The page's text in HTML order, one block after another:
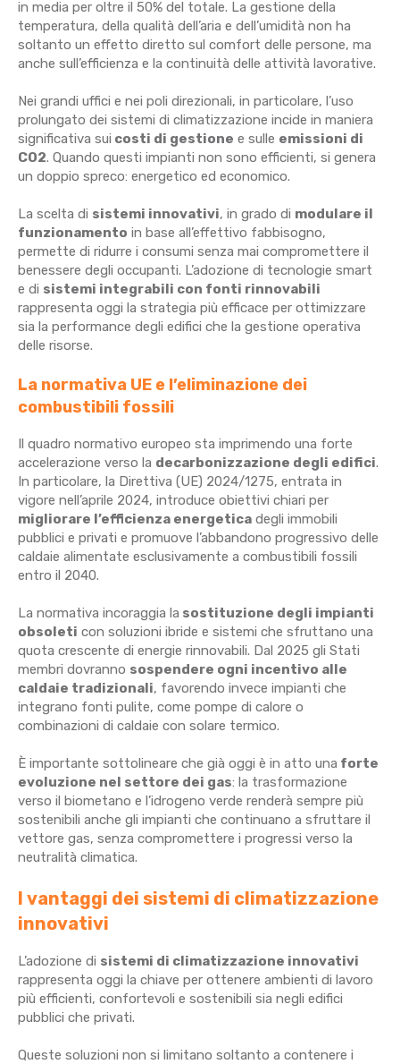
in media per oltre il 50% del totale. La gestione della
temperatura, della qualità dell’aria e dell’umidità non ha
soltanto un effetto diretto sul comfort delle persone, ma
anche sull’efficienza e la continuità delle attività lavorative.
Nei grandi uffici e nei poli direzionali, in particolare, l’uso
prolungato dei sistemi di climatizzazione incide in maniera
significativa sui costi di gestione e sulle emissioni di
CO2. Quando questi impianti non sono efficienti, si genera
un doppio spreco: energetico ed economico.
La scelta di sistemi innovativi, in grado di modulare il
funzionamento in base all’effettivo fabbisogno,
permette di ridurre i consumi senza mai compromettere il
benessere degli occupanti. L’adozione di tecnologie smart
e di sistemi integrabili con fonti rinnovabili
rappresenta oggi la strategia più efficace per ottimizzare
sia la performance degli edifici che la gestione operativa
delle risorse.
La normativa UE e l’eliminazione dei
combustibili fossili
Il quadro normativo europeo sta imprimendo una forte
accelerazione verso la decarbonizzazione degli edifici.
In particolare, la Direttiva (UE) 2024/1275, entrata in
vigore nell’aprile 2024, introduce obiettivi chiari per
migliorare l’efficienza energetica degli immobili
pubblici e privati e promuove l’abbandono progressivo delle
caldaie alimentate esclusivamente a combustibili fossili
entro il 2040.
La normativa incoraggia la sostituzione degli impianti
obsoleti con soluzioni ibride e sistemi che sfruttano una
quota crescente di energie rinnovabili. Dal 2025 gli Stati
membri dovranno sospendere ogni incentivo alle
caldaie tradizionali, favorendo invece impianti che
integrano fonti pulite, come pompe di calore o
combinazioni di caldaie con solare termico.
È importante sottolineare che già oggi è in atto una forte
evoluzione nel settore dei gas: la trasformazione
verso il biometano e l’idrogeno verde renderà sempre più
sostenibili anche gli impianti che continuano a sfruttare il
vettore gas, senza compromettere i progressi verso la
neutralità climatica.
I vantaggi dei sistemi di climatizzazione
innovativi
L’adozione di sistemi di climatizzazione innovativi
rappresenta oggi la chiave per ottenere ambienti di lavoro
più efficienti, confortevoli e sostenibili sia negli edifici
pubblici che privati.
Queste soluzioni non si limitano soltanto a contenere i